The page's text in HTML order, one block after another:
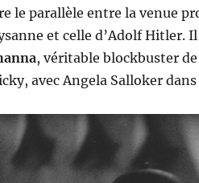
le parallèle entre la venue
et celle d’Adolf Hitler. Il
, véritable blockbuster de
avec Angela Salloker